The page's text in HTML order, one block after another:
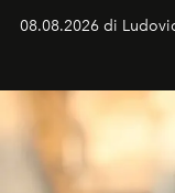
favorevole della
ideale per la notte
08.08.2026 di